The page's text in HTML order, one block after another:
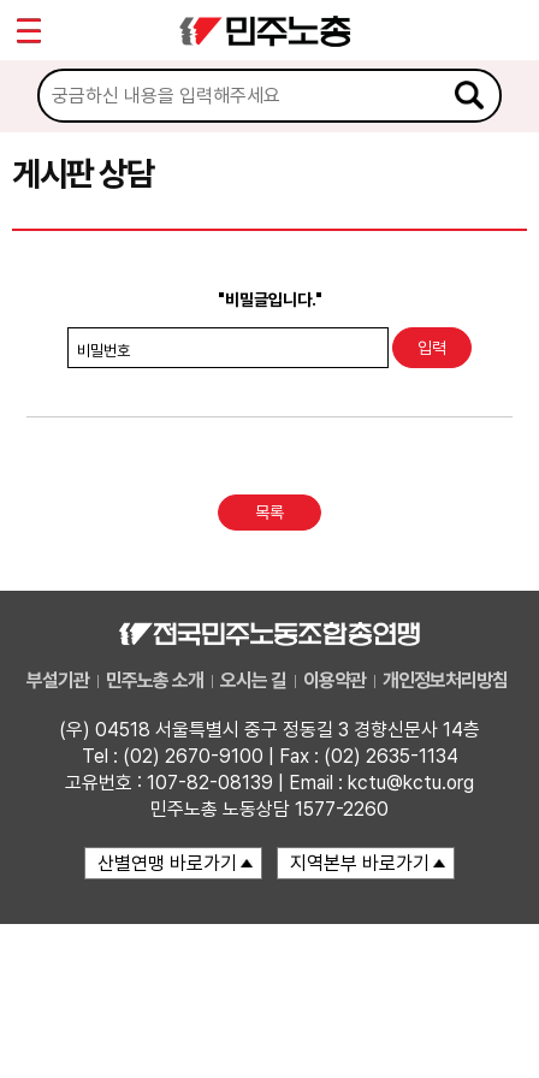
게시판 상담
"비밀글입니다."
비밀번호
목록
부설기관 민주노총 소개 오시는 길 이용약관 개인정보처리방침
(우) 04518 서울특별시 중구 정동길 3 경향신문사 14층
Tel : (02) 2670-9100 | Fax : (02) 2635-1134
고유번호 : 107-82-08139 | Email : kctu@kctu.org
민주노총 노동상담 1577-2260
마이페이지
소개
소식
노동상담
권리찾기수첩 검색
찾아보기
Sketchbook5, 스케치북5
Sketchbook5, 스케치북5